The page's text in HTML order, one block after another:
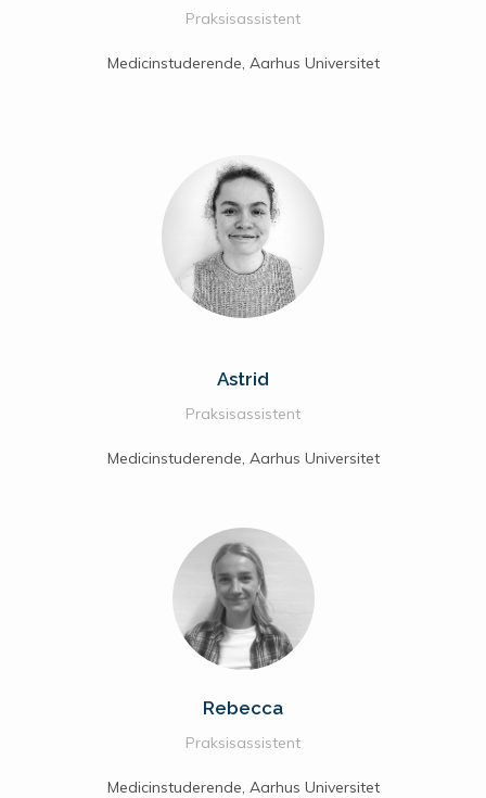
Praksisassistent
Medicinstuderende, Aarhus Universitet
Astrid
Praksisassistent
Medicinstuderende, Aarhus Universitet
Rebecca
Praksisassistent
Medicinstuderende, Aarhus Universitet